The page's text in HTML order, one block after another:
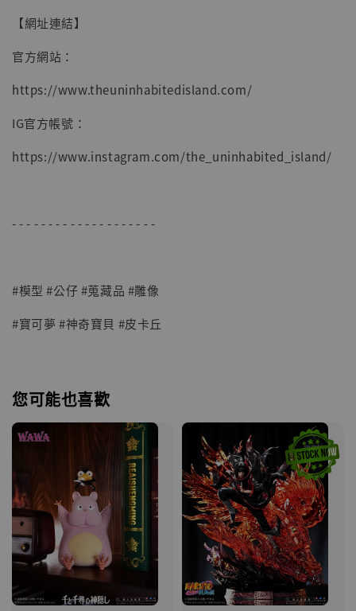
【網址連結】
官方網站：
https://www.theuninhabitedisland.com/
IG官方帳號：
https://www.instagram.com/the_uninhabited_island/
- - - - - - - - - - - - - - - - - - - -
#模型 #公仔 #蒐藏品 #雕像
#寶可夢 #神奇寶貝 #皮卡丘
您可能也喜歡